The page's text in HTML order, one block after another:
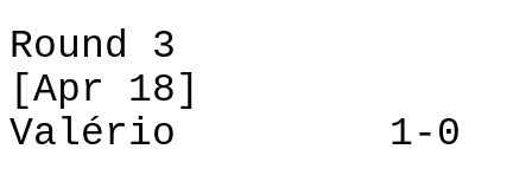
Round 3
[Apr 18]
Valério 1-0